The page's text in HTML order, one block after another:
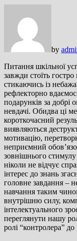
by
Питання шкільної
завжди стоїть
стикаючись із
рефлекторно
подарунків за добрі
невдачі. Обидва ці
короткочасний
виявляються
мотивацію,
неприємний
зовнішнього
ніколи не відчує
інтерес до знань
головне завдання –
навчання таким
внутрішню силу,
інтелектуального
переглянути нашу
ролі “контролера”